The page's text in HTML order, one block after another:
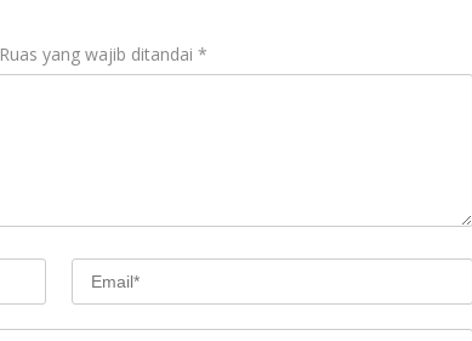
Ruas yang wajib ditandai *